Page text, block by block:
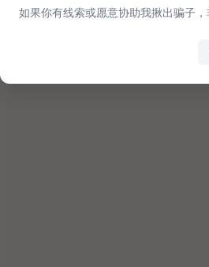
如果你有线索或愿意协助我揪出骗子，